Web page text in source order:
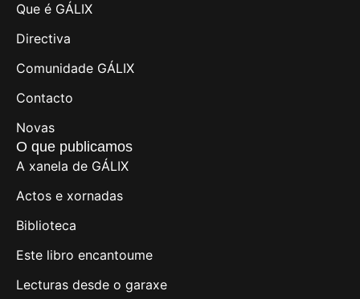
Que é GÁLIX
Directiva
Comunidade GÁLIX
Contacto
Novas
O que publicamos
A xanela de GÁLIX
Actos e xornadas
Biblioteca
Este libro encantoume
Lecturas desde o garaxe